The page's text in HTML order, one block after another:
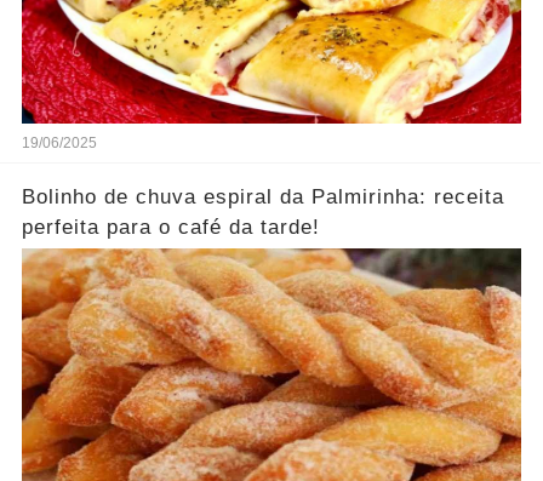
19/06/2025
Bolinho de chuva espiral da Palmirinha: receita
perfeita para o café da tarde!